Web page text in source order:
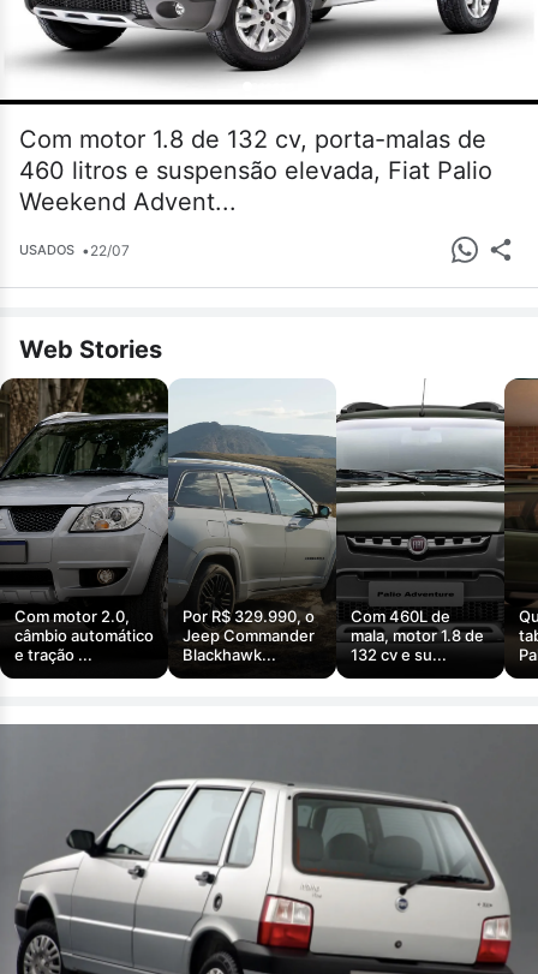
Com motor 1.8 de 132 cv, porta-malas de
460 litros e suspensão elevada, Fiat Palio
Weekend Advent...
USADOS •22/07
Web Stories
Com motor 2.0,
câmbio automático
e tração ...
Por R$ 329.990, o
Jeep Commander
Blackhawk...
Com 460L de
mala, motor 1.8 de
132 cv e su...